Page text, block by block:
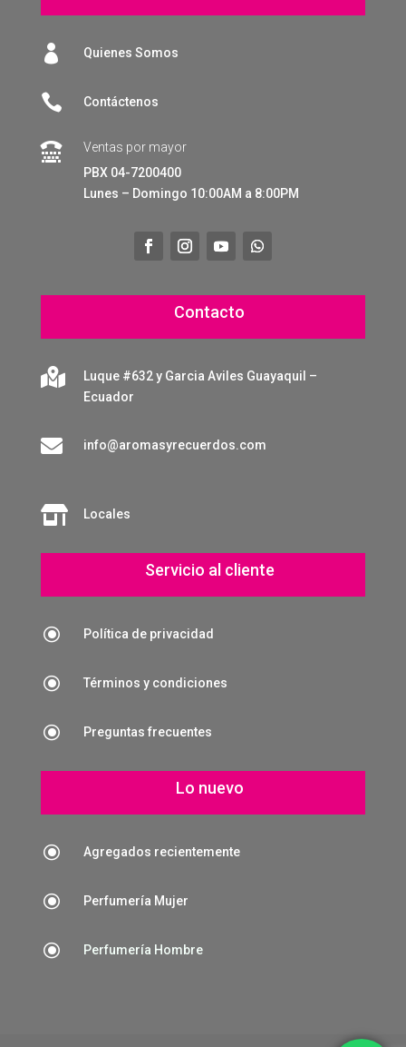
 Quienes Somos
 Contáctenos

Ventas por mayor
PBX 04-7200400
Lunes – Domingo 10:00AM a 8:00PM
Contacto

Luque #632 y Garcia Aviles Guayaquil –
Ecuador
 info@aromasyrecuerdos.com
 Locales
Servicio al cliente
\ Política de privacidad
\ Términos y condiciones
\ Preguntas frecuentes
Lo nuevo
\ Agregados recientemente
\ Perfumería Mujer
\ Perfumería Hombre